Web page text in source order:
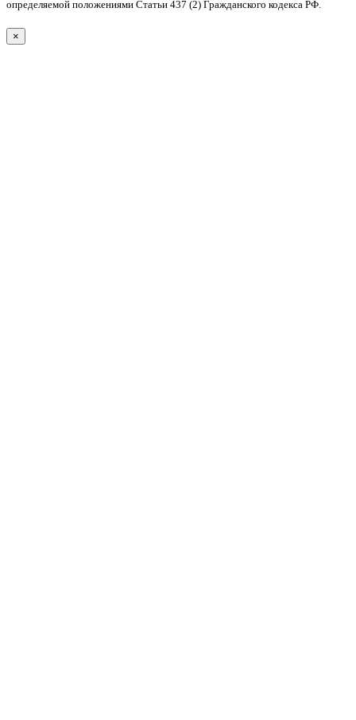
определяемой положениями Статьи 437 (2) Гражданского кодекса РФ.
×